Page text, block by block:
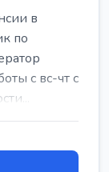
в
по
с вс-чт с